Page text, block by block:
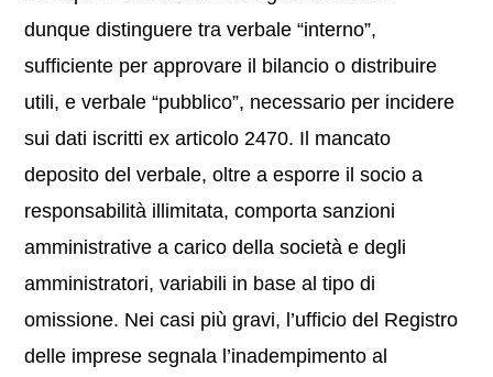
dunque distinguere tra verbale “interno”,
sufficiente per approvare il bilancio o distribuire
utili, e verbale “pubblico”, necessario per incidere
sui dati iscritti ex articolo 2470. Il mancato
deposito del verbale, oltre a esporre il socio a
responsabilità illimitata, comporta sanzioni
amministrative a carico della società e degli
amministratori, variabili in base al tipo di
omissione. Nei casi più gravi, l’ufficio del Registro
delle imprese segnala l’inadempimento al